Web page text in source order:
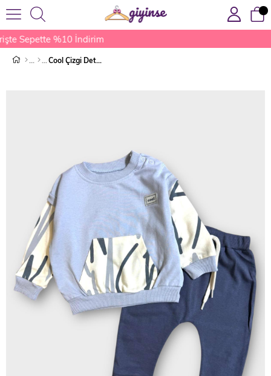
Sepette %10 İndirim
Cool Çizgi Detaylı Takım Mavi